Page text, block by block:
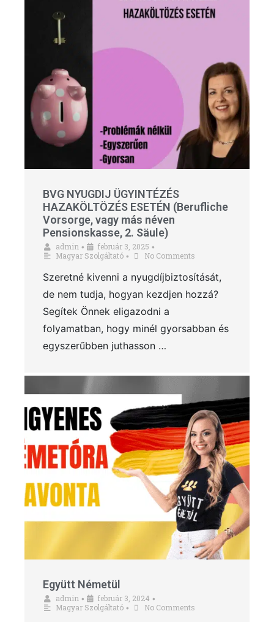
BVG NYUGDIJ ÜGYINTÉZÉS
HAZAKÖLTÖZÉS ESETÉN (Berufliche
Vorsorge, vagy más néven
Pensionskasse, 2. Säule)
admin • február 3, 2025 •
Magyar Szolgáltató • No Comments
Szeretné kivenni a nyugdíjbiztosítását,
de nem tudja, hogyan kezdjen hozzá?
Segítek Önnek eligazodni a
folyamatban, hogy minél gyorsabban és
egyszerűbben juthasson …
Együtt Németül
admin • február 3, 2024 •
Magyar Szolgáltató • No Comments